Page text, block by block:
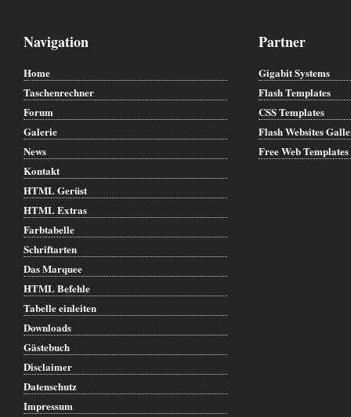
Navigation
Home
Taschenrechner
Forum
Galerie
News
Kontakt
HTML Gerüst
HTML Extras
Farbtabelle
Schriftarten
Das Marquee
HTML Befehle
Tabelle einleiten
Downloads
Gästebuch
Disclaimer
Datenschutz
Impressum
Partner
Gigabit Systems
Flash Templates
CSS Templates
Flash Websites
Free Web Templates